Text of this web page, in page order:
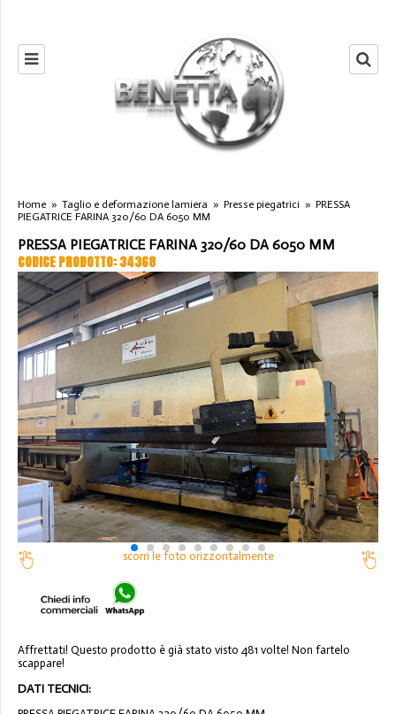
Home » Taglio e deformazione lamiera » Presse piegatrici » PRESSA
PIEGATRICE FARINA 320/60 DA 6050 MM
PRESSA PIEGATRICE FARINA 320/60 DA 6050 MM
CODICE PRODOTTO: 34368
scorri le foto orizzontalmente
Affrettati! Questo prodotto è già stato visto 481 volte! Non fartelo
scappare!
DATI TECNICI: